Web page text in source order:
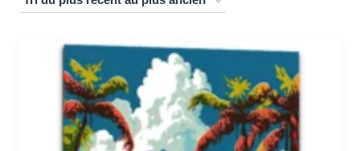
plus
plus
ancien